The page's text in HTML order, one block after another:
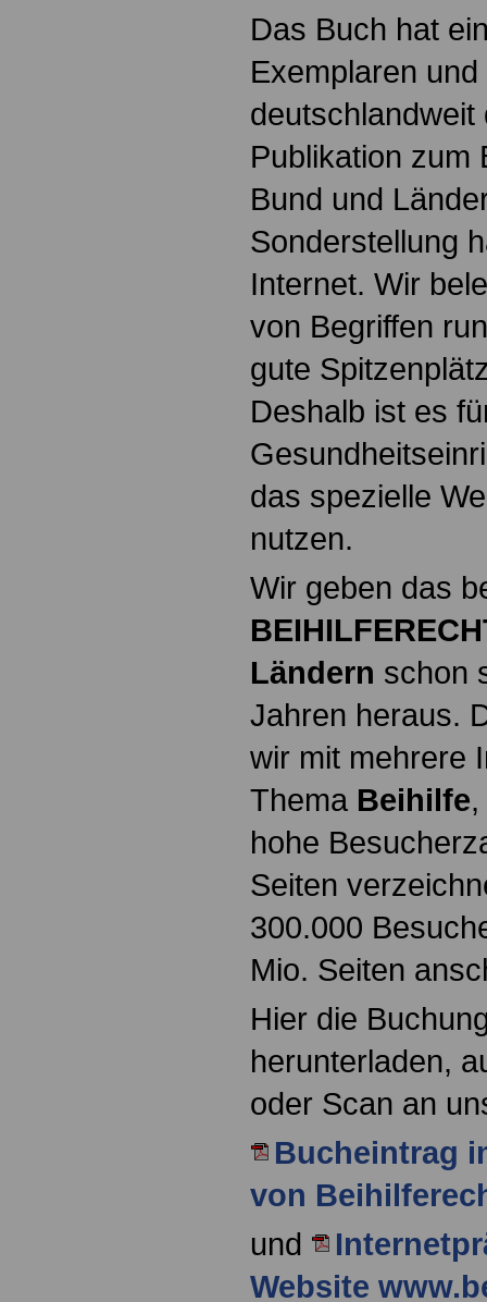
Das Buch hat
Exemplaren
Publikation zum
Bund und
Sonderstellung
Internet. Wir
von Begriffen
gute
Deshalb ist es
das spezielle
nutzen.
Wir geben das
Ländern schon
Jahren heraus.
wir mit mehrere
Thema Beihilfe
hohe
Seiten
300.000
Mio. Seiten
Hier die
herunterladen,
oder Scan an
Bucheintrag
von
und
Website